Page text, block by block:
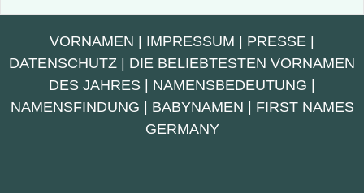
VORNAMEN | IMPRESSUM | PRESSE |
DATENSCHUTZ | DIE BELIEBTESTEN VORNAMEN
DES JAHRES | NAMENSBEDEUTUNG |
NAMENSFINDUNG | BABYNAMEN | FIRST NAMES
GERMANY